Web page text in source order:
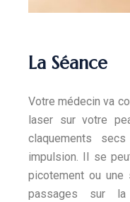
La Séance
Votre médecin va
laser sur votre
claquements
impulsion. Il se
picotement ou une
passages sur